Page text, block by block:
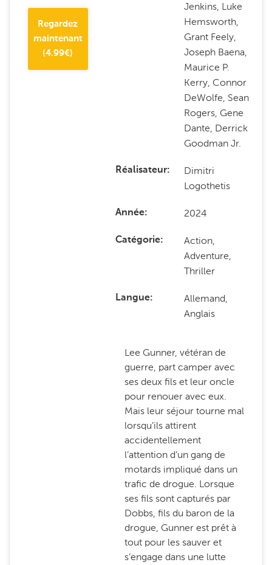
Regardez
maintenant
(4.99€)
Jenkins, Luke
Hemsworth,
Grant Feely,
Joseph Baena,
Maurice P.
Kerry, Connor
DeWolfe, Sean
Rogers, Gene
Dante, Derrick
Goodman Jr.
Réalisateur
Dimitri
Logothetis
Année 2024
Catégorie
Action,
Adventure,
Thriller
Langue
Allemand,
Anglais
Lee Gunner, vétéran de
guerre, part camper avec
ses deux fils et leur oncle
pour renouer avec eux.
Mais leur séjour tourne mal
lorsqu’ils attirent
accidentellement
l’attention d’un gang de
motards impliqué dans un
trafic de drogue. Lorsque
ses fils sont capturés par
Dobbs, fils du baron de la
drogue, Gunner est prêt à
tout pour les sauver et
s’engage dans une lutte